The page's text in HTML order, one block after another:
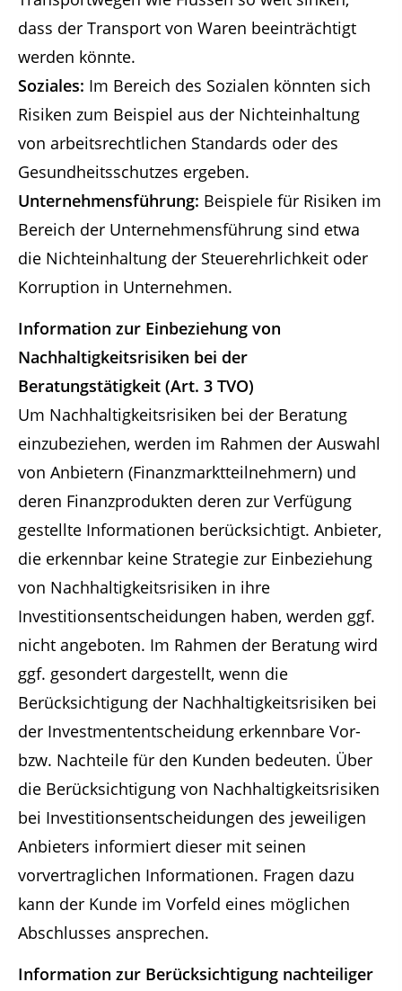
dass der Transport von Waren beeinträchtigt
werden könnte.
Soziales: Im Bereich des Sozialen könnten sich
Risiken zum Beispiel aus der Nichteinhaltung
von arbeitsrechtlichen Standards oder des
Gesundheitsschutzes ergeben.
Unternehmensführung: Beispiele für Risiken im
Bereich der Unternehmensführung sind etwa
die Nichteinhaltung der Steuerehrlichkeit oder
Korruption in Unternehmen.
Information zur Einbeziehung von
Nachhaltigkeitsrisiken bei der
Beratungstätigkeit (Art. 3 TVO)
Um Nachhaltigkeitsrisiken bei der Beratung
einzubeziehen, werden im Rahmen der Auswahl
von Anbietern (Finanzmarktteilnehmern) und
deren Finanzprodukten deren zur Verfügung
gestellte Informationen berücksichtigt. Anbieter,
die erkennbar keine Strategie zur Einbeziehung
von Nachhaltigkeitsrisiken in ihre
Investitionsentscheidungen haben, werden ggf.
nicht angeboten. Im Rahmen der Beratung wird
ggf. gesondert dargestellt, wenn die
Berücksichtigung der Nachhaltigkeitsrisiken bei
der Investmententscheidung erkennbare Vor-
bzw. Nachteile für den Kunden bedeuten. Über
die Berücksichtigung von Nachhaltigkeitsrisiken
bei Investitionsentscheidungen des jeweiligen
Anbieters informiert dieser mit seinen
vorvertraglichen Informationen. Fragen dazu
kann der Kunde im Vorfeld eines möglichen
Abschlusses ansprechen.
Information zur Berücksichtigung nachteiliger